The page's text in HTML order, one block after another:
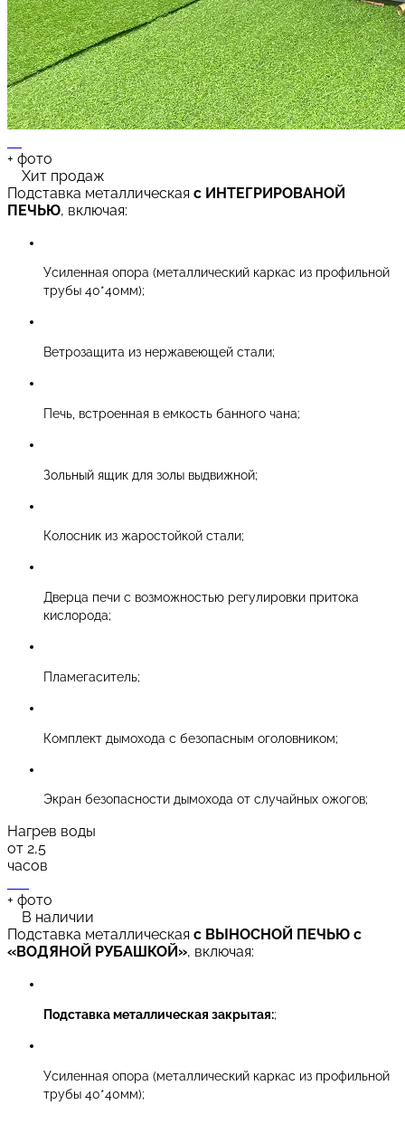
+ фото
Хит продаж
Подставка металлическая с ИНТЕГРИРОВАНОЙ
ПЕЧЬЮ, включая:
Усиленная опора (металлический каркас из профильной
трубы 40*40мм);
Ветрозащита из нержавеющей стали;
Печь, встроенная в емкость банного чана;
Зольный ящик для золы выдвижной;
Колосник из жаростойкой стали;
Дверца печи с возможностью регулировки притока
кислорода;
Пламегаситель;
Комплект дымохода с безопасным оголовником;
Экран безопасности дымохода от случайных ожогов;
Нагрев воды
от 2,5
часов
+ фото
В наличии
Подставка металлическая с ВЫНОСНОЙ ПЕЧЬЮ с
«ВОДЯНОЙ РУБАШКОЙ», включая:
Подставка металлическая закрытая:;
Усиленная опора (металлический каркас из профильной
трубы 40*40мм);